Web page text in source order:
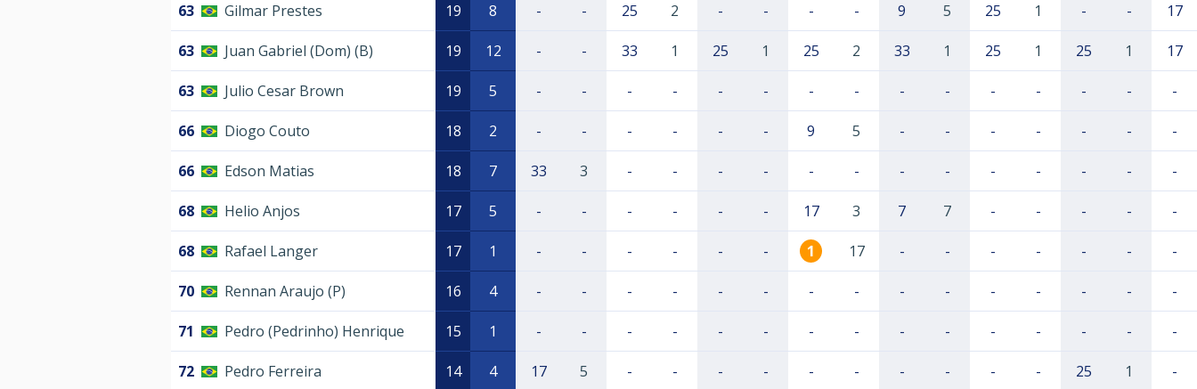
63 Gilmar Prestes 19 8 - - 25 2 - - - - 9 5 25 1 - - 17
63 Juan Gabriel (Dom) (B) 19 12 - - 33 1 25 1 25 2 33 1 25 1 25 1 17
63 Julio Cesar Brown 19 5 - - - - - - - - - - - - - - -
66 Diogo Couto 18 2 - - - - - - 9 5 - - - - - - -
66 Edson Matias 18 7 33 3 - - - - - - - - - - - - -
68 Helio Anjos 17 5 - - - - - - 17 3 7 7 - - - - -
68 Rafael Langer 17 1 - - - - - - 1 17 - - - - - - -
70 Rennan Araujo (P) 16 4 - - - - - - - - - - - - - - -
71 Pedro (Pedrinho) Henrique 15 1 - - - - - - - - - - - - - - -
72 Pedro Ferreira 14 4 17 5 - - - - - - - - - - 25 1 -